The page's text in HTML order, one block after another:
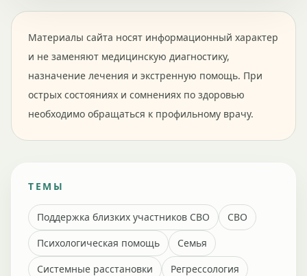
Материалы сайта носят информационный характер
и не заменяют медицинскую диагностику,
назначение лечения и экстренную помощь. При
острых состояниях и сомнениях по здоровью
необходимо обращаться к профильному врачу.
ТЕМЫ
Поддержка близких участников СВО
СВО
Психологическая помощь
Семья
Системные расстановки
Регрессология